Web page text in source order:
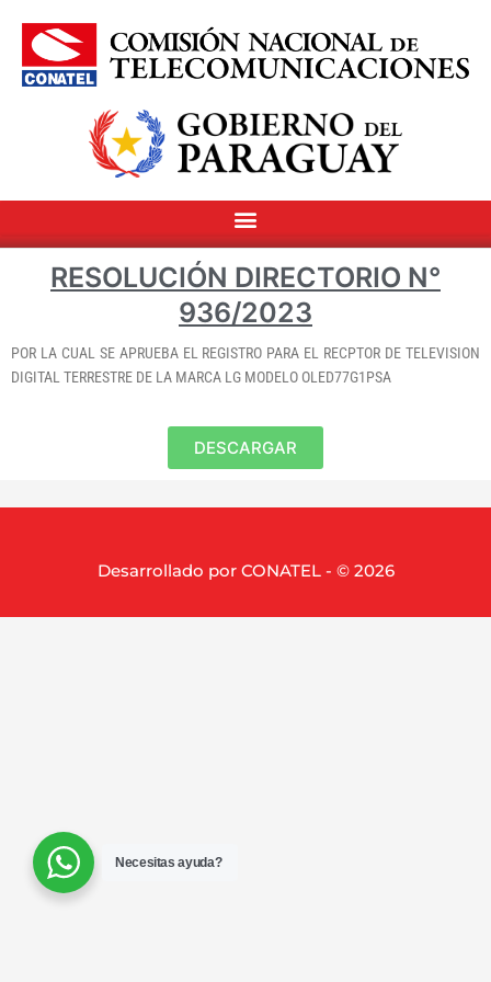
RESOLUCIÓN DIRECTORIO N°
936/2023
POR LA CUAL SE APRUEBA EL REGISTRO PARA EL RECPTOR DE TELEVISION
DIGITAL TERRESTRE DE LA MARCA LG MODELO OLED77G1PSA
DESCARGAR
Desarrollado por CONATEL - © 2026
Necesitas ayuda?